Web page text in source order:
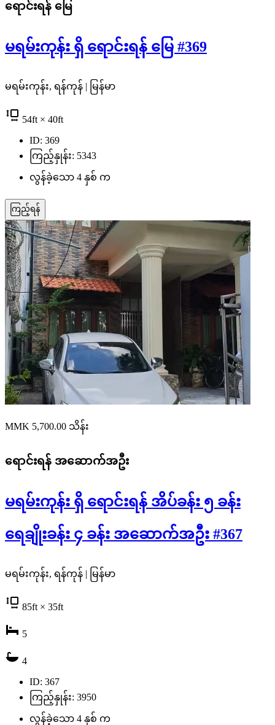
ရောင်းရန် မြေ
မရမ်းကုန်း ရှိ ရောင်းရန် မြေ #369
မရမ်းကုန်း, ရန်ကုန် | မြန်မာ
54ft × 40ft
ID: 369
ကြည့်နှုန်း: 5343
လွန်ခဲ့သော 4 နှစ် က
ကြည့်ရန်
MMK 5,700.00 သိန်း
ရောင်းရန် အဆောက်အဦး
မရမ်းကုန်း ရှိ ရောင်းရန် အိပ်ခန်း ၅ ခန်း
ရေချိုးခန်း ၄ ခန်း အဆောက်အဦး #367
မရမ်းကုန်း, ရန်ကုန် | မြန်မာ
85ft × 35ft
5
4
ID: 367
ကြည့်နှုန်း: 3950
လွန်ခဲ့သော 4 နှစ် က